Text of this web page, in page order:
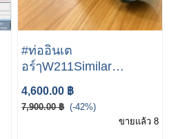
#ท่ออินเต
อร์ๅW211Similar
Intake Hose
A2115282982 OEM
4,600.00 ฿
7,900.00 ฿ (-42%)
ขายแล้ว 8